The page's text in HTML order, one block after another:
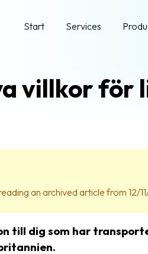
Start Services
villkor för
an archived article from
till dig som har